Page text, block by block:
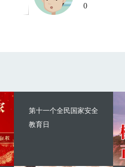
0
第十一个全民国家安全
教育日